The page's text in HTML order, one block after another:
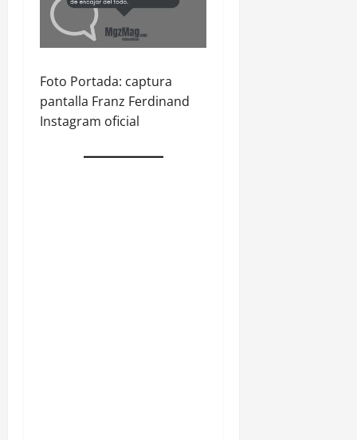
Foto Portada: captura
pantalla Franz Ferdinand
Instagram oficial